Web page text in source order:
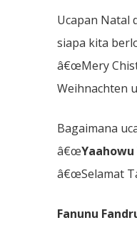
Ucapan Natal
siapa kita
â€œMery
Weihnachten
Bagaimana
â€œYaahowu
â€œSelamat
Fanunu